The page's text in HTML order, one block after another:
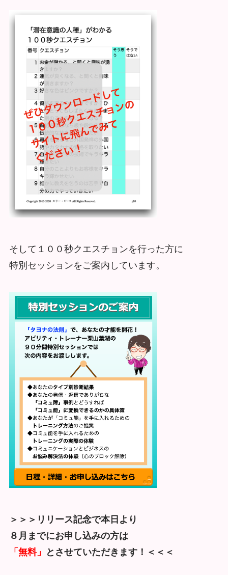
そして１００秒クエスチョンを行った方に
特別セッションをご案内しています。
＞＞＞リリース記念で本日より
８月までにお申し込みの方は
「無料」
とさせていただきます！＜＜＜